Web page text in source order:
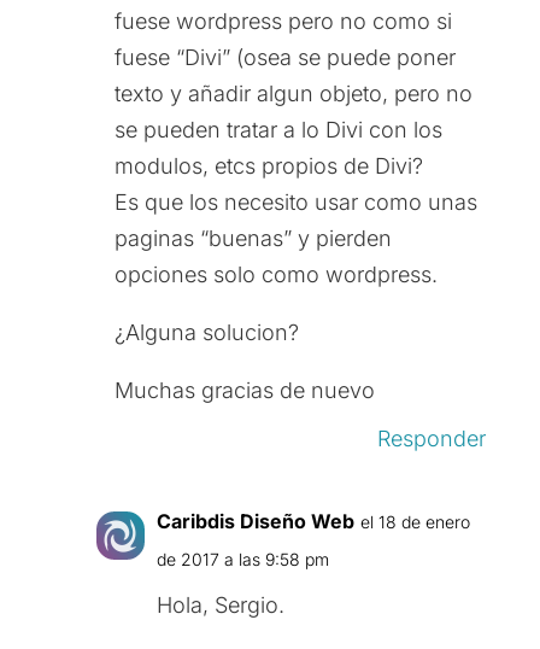
fuese wordpress pero no como si
fuese “Divi” (osea se puede poner
texto y añadir algun objeto, pero no
se pueden tratar a lo Divi con los
modulos, etcs propios de Divi?
Es que los necesito usar como unas
paginas “buenas” y pierden
opciones solo como wordpress.
¿Alguna solucion?
Muchas gracias de nuevo
Responder
Caribdis Diseño Web el 18 de enero
de 2017 a las 9:58 pm
Hola, Sergio.